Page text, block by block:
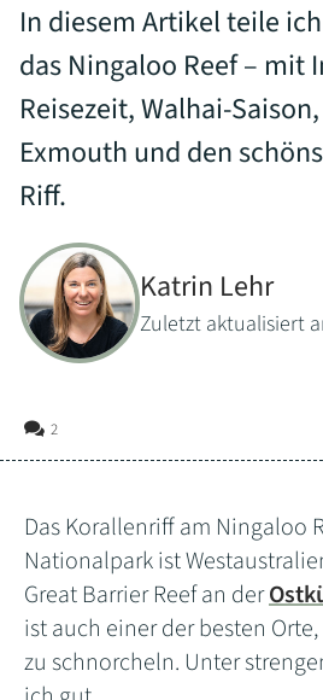
In diesem Artikel teile
das Ningaloo Reef – mit
Reisezeit, Walhai-
Exmouth und den
Riff.
Katrin Lehr
Zuletzt aktualisiert
2
Das Korallenriff am Ningaloo
Nationalpark ist
Great Barrier Reef an der
ist auch einer der besten
zu schnorcheln. Unter